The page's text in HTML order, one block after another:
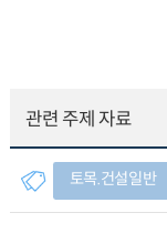
관련 주제 자료
토목.건설일반